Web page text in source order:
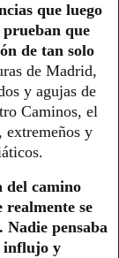
que luego
prueban que
de tan solo
de Madrid,
y agujas de
Caminos, el
extremeños y
del camino
se
pensaba
influjo y